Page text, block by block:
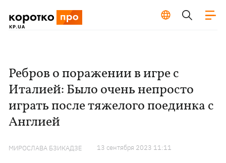
Ребров о поражении в игре с
Италией: Было очень непросто
играть после тяжелого поединка с
Англией
МИРОСЛАВА БЗИКАДЗЕ 13 сентября 2023 11:11